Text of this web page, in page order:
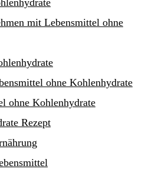
mit Lebensmittel ohne
ohne Kohlenhydrate
ohne Kohlenhydrate
Rezept